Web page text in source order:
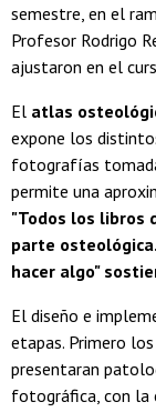
semestre, en el
Profesor Rodrigo
ajustaron en el
El atlas
expone los
fotografías
permite una
"Todos los libros
parte
hacer algo"
El diseño e
etapas. Primero
presentaran
fotográfica, con la